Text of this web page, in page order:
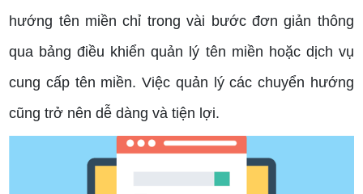
hướng tên miền chỉ trong vài bước đơn giản thông
qua bảng điều khiển quản lý tên miền hoặc dịch vụ
cung cấp tên miền. Việc quản lý các chuyển hướng
cũng trở nên dễ dàng và tiện lợi.